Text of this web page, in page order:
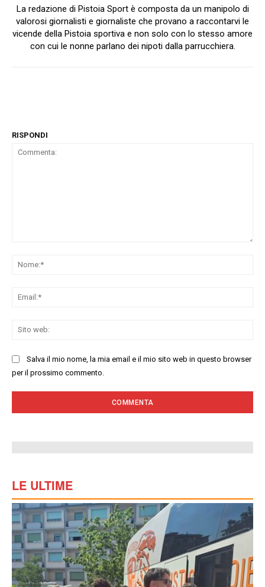
La redazione di Pistoia Sport è composta da un manipolo di
valorosi giornalisti e giornaliste che provano a raccontarvi le
vicende della Pistoia sportiva e non solo con lo stesso amore
con cui le nonne parlano dei nipoti dalla parrucchiera.
RISPONDI
Salva il mio nome, la mia email e il mio sito web in questo browser
per il prossimo commento.
LE ULTIME